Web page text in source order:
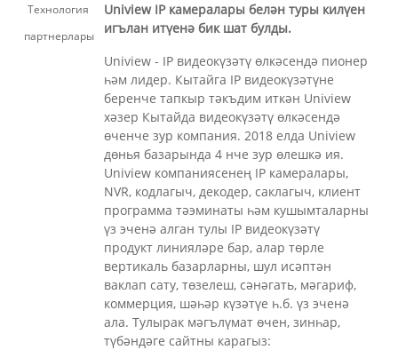
Uniview IP камералары белән туры килүен
игълан итүенә бик шат булды.
Uniview - IP видеокүзәтү өлкәсендә пионер
һәм лидер. Кытайга IP видеокүзәтүне
беренче тапкыр тәкъдим иткән Uniview
хәзер Кытайда видеокүзәтү өлкәсендә
өченче зур компания. 2018 елда Uniview
дөнья базарында 4 нче зур өлешкә ия.
Uniview компаниясенең IP камералары,
NVR, кодлагыч, декодер, саклагыч, клиент
программа тәэминаты һәм кушымталарны
үз эченә алган тулы IP видеокүзәтү
продукт линияләре бар, алар төрле
вертикаль базарларны, шул исәптән
ваклап сату, төзелеш, сәнәгать, мәгариф,
коммерция, шәһәр күзәтүе һ.б. үз эченә
ала. Тулырак мәгълүмат өчен, зинһар,
түбәндәге сайтны карагыз: